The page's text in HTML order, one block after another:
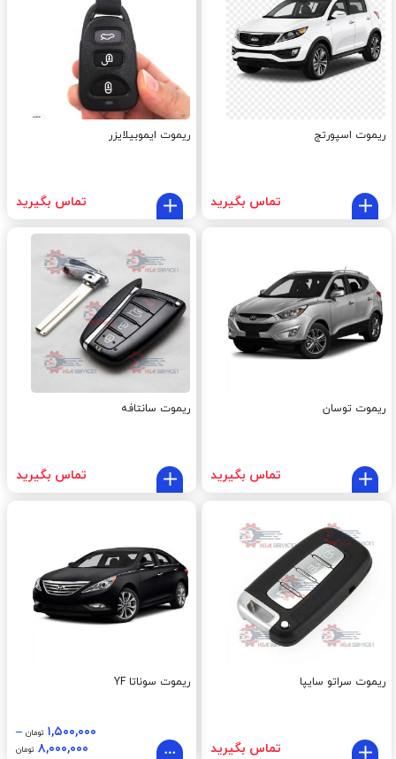
ریموت اسپورتج
تماس بگیرید
ریموت ایموبیلایزر
تماس بگیرید
ریموت توسان
تماس بگیرید
ریموت سانتافه
تماس بگیرید
ریموت سراتو سایپا
تماس بگیرید
ریموت سوناتا YF
۱,۵۰۰,۰۰۰ تومان –
۸,۰۰۰,۰۰۰ تومان